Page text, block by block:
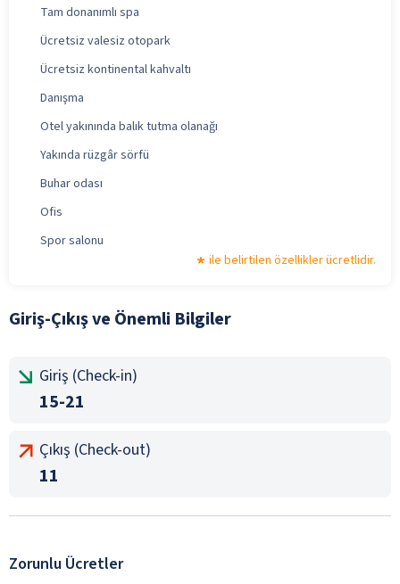
Tam donanımlı spa
Ücretsiz valesiz otopark
Ücretsiz kontinental kahvaltı
Danışma
Otel yakınında balık tutma olanağı
Yakında rüzgâr sörfü
Buhar odası
Ofis
Spor salonu
ile belirtilen özellikler ücretlidir.
Giriş-Çıkış ve Önemli Bilgiler
Giriş (Check-in)
15-21
Çıkış (Check-out)
11
Zorunlu Ücretler